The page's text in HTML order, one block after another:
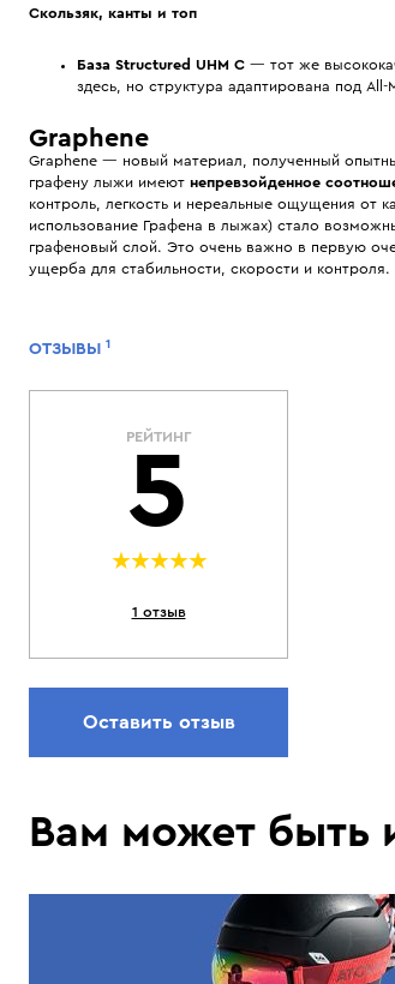
Скользяк, канты и топ
База Structured UHM C — тот же
здесь, но структура адаптирована под
Graphene
Graphene — новый материал, полученный
графену лыжи имеют непревзойденное
контроль, легкость и нереальные ощущения от
использование Графена в лыжах) стало
графеновый слой. Это очень важно в первую
ущерба для стабильности, скорости и контроля.
ОТЗЫВЫ 1
РЕЙТИНГ
5
1 отзыв
Оставить отзыв
Вам может быть